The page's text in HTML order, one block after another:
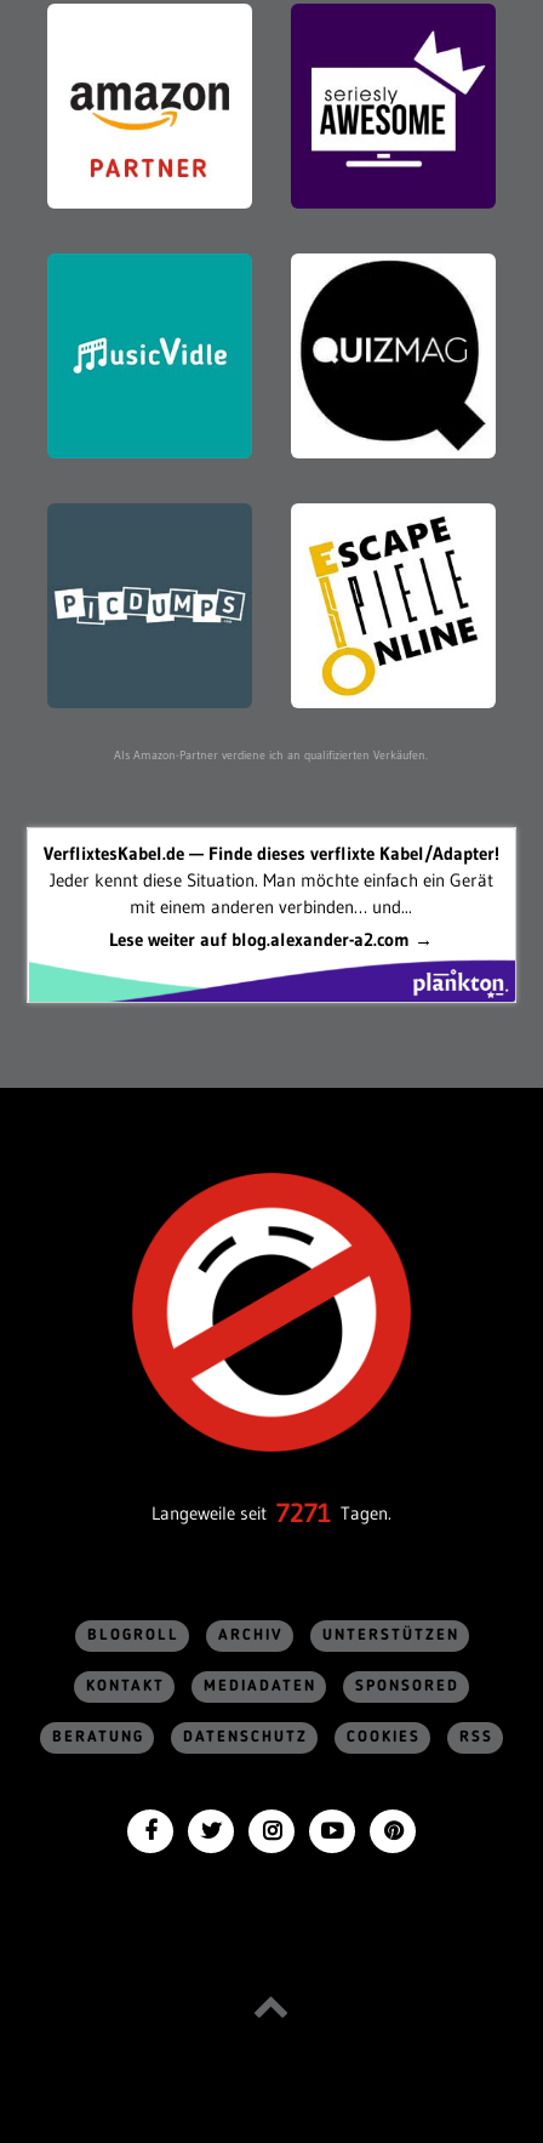
Als Amazon-Partner verdiene ich an qualifizierten Verkäufen.
VerflixtesKabel.de — Finde dieses verflixte Kabel/Adapter!
Jeder kennt diese Situation. Man möchte einfach ein Gerät
mit einem anderen verbinden… und...
Lese weiter auf blog.alexander-a2.com →
Langeweile seit 7271 Tagen.
BLOGROLL ARCHIV UNTERSTÜTZEN
KONTAKT MEDIADATEN SPONSORED
BERATUNG DATENSCHUTZ COOKIES RSS